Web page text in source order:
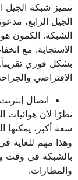
تتميز شبكة الجيل
الجيل الرابع،
الشبكة. الكمون
الاستجابة. مع
بشكل فوري
الافتراضي
اتصال
سعة أكبر، يمكنها
وهذا مهم للغاية
بالشبكة في وقت
والمطارات.